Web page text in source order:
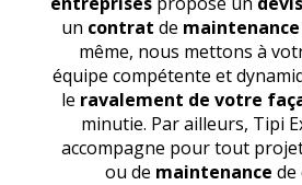
un contrat de maintenance
même, nous mettons à
équipe compétente et
le ravalement de votre
minutie. Par ailleurs, Tipi
accompagne pour tout
ou de maintenance de